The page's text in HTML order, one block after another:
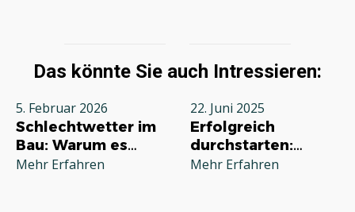
Das könnte Sie auch Intressieren:
5. Februar 2026
Schlechtwetter im
Bau: Warum es
jeden Betrieb
Mehr Erfahren
22. Juni 2025
Erfolgreich
durchstarten:
Deine
Mehr Erfahren